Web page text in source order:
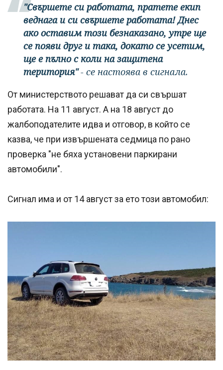
"Свършете си работата, пратете екип
веднага и си свършете работата! Днес
ако оставим този безнаказано, утре ще
се появи друг и така, докато се усетим,
ще е пълно с коли на защитена
територия"- се настоява в сигнала.
От министерството решават да си свършат
работата. На 11 август. А на 18 август до
жалбоподателите идва и отговор, в който се
казва, че при извършената седмица по рано
проверка "не бяха установени паркирани
автомобили".
Сигнал има и от 14 август за ето този автомобил: